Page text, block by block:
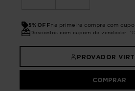
5%OFFna primeira compra com
Descontos com cupom de vendedor
PROVADOR
COMPRAR